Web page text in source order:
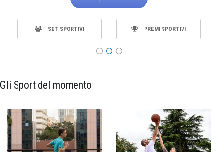
SET SPORTIVI PREMI SPORTIVI
Gli Sport del momento